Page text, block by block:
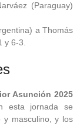
(Paraguay)
a Thomás
y 6-3.
Asunción 2025
esta jornada se
y masculino, y los